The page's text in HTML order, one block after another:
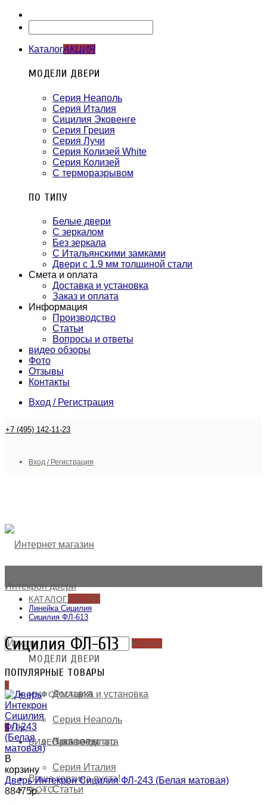
КаталогАКЦИЯ
МОДЕЛИ ДВЕРИ
Серия Неаполь
Серия Италия
Сицилия Эковенге
Серия Греция
Серия Лучи
Серия Колизей White
Серия Колизей
С терморазрывом
ПО ТИПУ
Белые двери
С зеркалом
Без зеркала
С Итальянскими замками
Двери с 1.9 мм толщиной стали
Смета и оплата
Доставка и установка
Заказ и оплата
Информация
Производство
Статьи
Вопросы и ответы
видео обзоры
Фото
Отзывы
Контакты
Вход / Регистрация
+7 (495) 142-11-23
Вход / Регистрация
КАТАЛОГАКЦИЯ
МОДЕЛИ ДВЕРИ
Серия Неаполь
Серия Италия
СМЕТА И ОПЛАТА
Доставка и установка
Заказ и оплата
ИНФОРМАЦИЯ
Производство
Статьи
ВИДЕО ОБЗОРЫ
ФОТО
Искать
0
0 / 0р.
Ваша корзина пуста!
Линейка Сицилия
Сицилия ФЛ-613
Сицилия ФЛ-613
ПОПУЛЯРНЫЕ ТОВАРЫ
В
корзину
Дверь Интекрон Сицилия ФЛ-243 (Белая матовая)
88475р.